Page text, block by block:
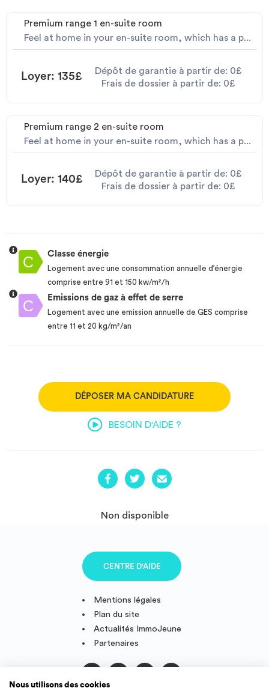
Premium range 1 en-suite room
Feel at home in your en-suite room, which has a p...
Loyer: 135£
Dépôt de garantie à partir de: 0£
Frais de dossier à partir de: 0£
Premium range 2 en-suite room
Feel at home in your en-suite room, which has a p...
Loyer: 140£
Dépôt de garantie à partir de: 0£
Frais de dossier à partir de: 0£
Classe énergie
Logement avec une consommation annuelle d’énergie
comprise entre 91 et 150 kw/m²/h
Emissions de gaz à effet de serre
Logement avec une emission annuelle de GES comprise
entre 11 et 20 kg/m²/an
DÉPOSER MA CANDIDATURE
BESOIN D'AIDE ?
Non disponible
Mentions légales
Plan du site
Actualités ImmoJeune
Partenaires
CENTRE D'AIDE
Nous utilisons des cookies